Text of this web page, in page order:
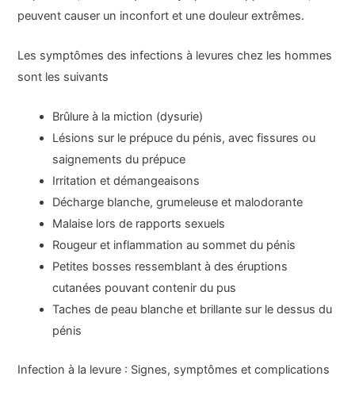
peuvent causer un inconfort et une douleur extrêmes.
Les symptômes des infections à levures chez les hommes
sont les suivants
Brûlure à la miction (dysurie)
Lésions sur le prépuce du pénis, avec fissures ou
saignements du prépuce
Irritation et démangeaisons
Décharge blanche, grumeleuse et malodorante
Malaise lors de rapports sexuels
Rougeur et inflammation au sommet du pénis
Petites bosses ressemblant à des éruptions
cutanées pouvant contenir du pus
Taches de peau blanche et brillante sur le dessus du
pénis
Infection à la levure : Signes, symptômes et complications